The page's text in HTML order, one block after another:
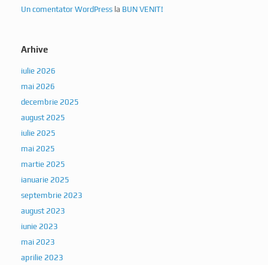
Un comentator WordPress la BUN VENIT!
Arhive
iulie 2026
mai 2026
decembrie 2025
august 2025
iulie 2025
mai 2025
martie 2025
ianuarie 2025
septembrie 2023
august 2023
iunie 2023
mai 2023
aprilie 2023